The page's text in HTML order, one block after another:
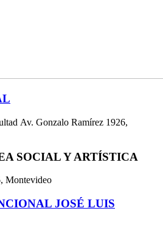
Av. Gonzalo Ramírez 1926,
SOCIAL Y ARTÍSTICA
Montevideo
JOSÉ LUIS